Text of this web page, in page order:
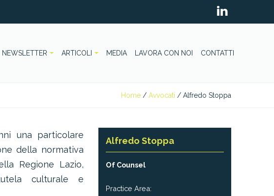
NEWSLETTER ARTICOLI MEDIA LAVORA CON NOI CONTATTI
Home / Avvocati / Alfredo Stoppa
una particolare
della normativa
Regione Lazio,
culturale e
Alfredo Stoppa
Of Counsel
Practice Area: